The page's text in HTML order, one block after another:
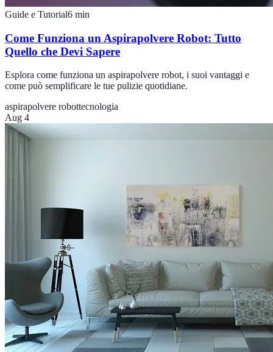
Guide e Tutorial6 min
Come Funziona un Aspirapolvere Robot: Tutto
Quello che Devi Sapere
Esplora come funziona un aspirapolvere robot, i suoi vantaggi e
come può semplificare le tue pulizie quotidiane.
aspirapolvere robottecnologia
Aug 4